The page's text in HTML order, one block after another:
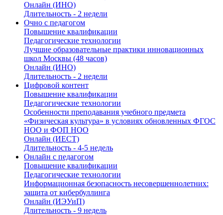
Онлайн (ИНО)
Длительность - 2 недели
Очно с педагогом
Повышение квалификации
Педагогические технологии
Лучшие образовательные практики инновационных
школ Москвы (48 часов)
Онлайн (ИНО)
Длительность - 2 недели
Цифровой контент
Повышение квалификации
Педагогические технологии
Особенности преподавания учебного предмета
«Физическая культура» в условиях обновленных ФГОС
НОО и ФОП НОО
Онлайн (ИЕСТ)
Длительность - 4-5 недель
Онлайн с педагогом
Повышение квалификации
Педагогические технологии
Информационная безопасность несовершеннолетних:
защита от кибербуллинга
Онлайн (ИЭУиП)
Длительность - 9 недель